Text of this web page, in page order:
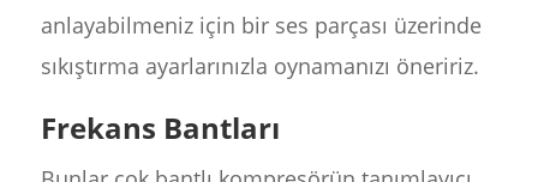
anlayabilmeniz için bir ses parçası üzerinde
sıkıştırma ayarlarınızla oynamanızı öneririz.
Frekans Bantları